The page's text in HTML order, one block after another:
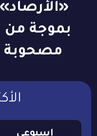
بموجة من
مصحوبة